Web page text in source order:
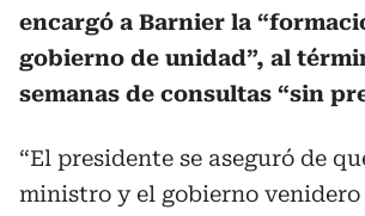
encargó a Barnier la
gobierno de unidad”, al
semanas de consultas “sin
“El presidente se aseguró de
ministro y el gobierno